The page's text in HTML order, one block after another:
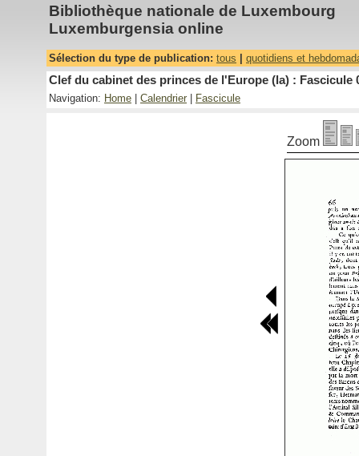
Bibliothèque nationale de Luxembourg
Luxemburgensia online
Sélection du type de publication: tous quotidiens et
Clef du cabinet des princes de l'Europe (la) : Fascicule
Navigation: Home Calendrier Fascicule
Zoom